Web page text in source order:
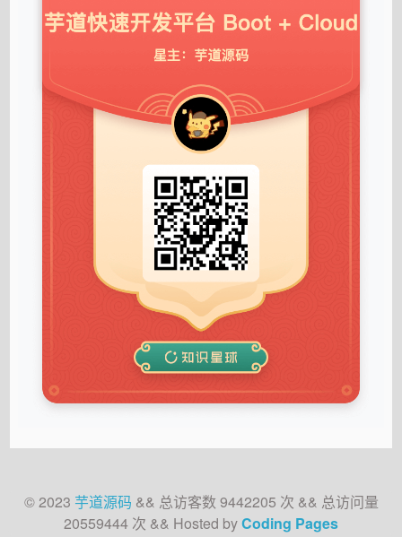
© 2023 芋道源码 && 总访客数 9442205 次 && 总访问量
20559444 次 && Hosted byCoding Pages